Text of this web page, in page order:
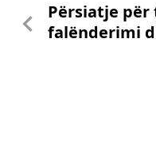
Përsiatje
falënderimi